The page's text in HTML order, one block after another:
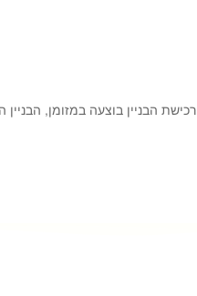
רכישת הבניין בוצעה במזומן, הבניין